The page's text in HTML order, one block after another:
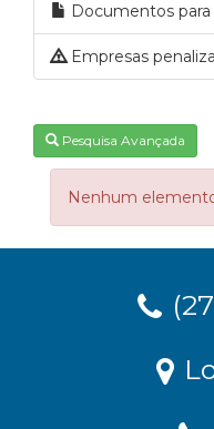
Documentos
Empresas
Pesquisa Avançada
Nenhum